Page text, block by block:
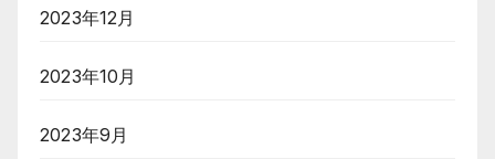
2023年12月
2023年10月
2023年9月